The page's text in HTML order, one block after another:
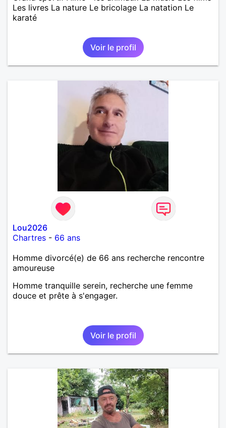
Les livres La nature Le bricolage La natation Le
karaté
Voir le profil
Lou2026
Chartres - 66 ans
Homme divorcé(e) de 66 ans recherche rencontre
amoureuse
Homme tranquille serein, recherche une femme
douce et prête à s'engager.
Voir le profil